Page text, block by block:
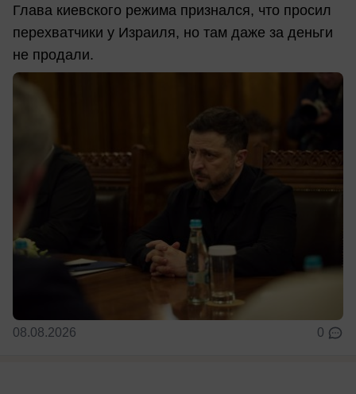
Глава киевского режима признался, что просил
перехватчики у Израиля, но там даже за деньги
не продали.
08.08.2026 0